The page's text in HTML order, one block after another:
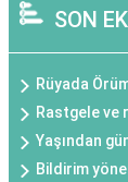
SON
Rüyada
Rastgele ve
Yaşından
Bildirim